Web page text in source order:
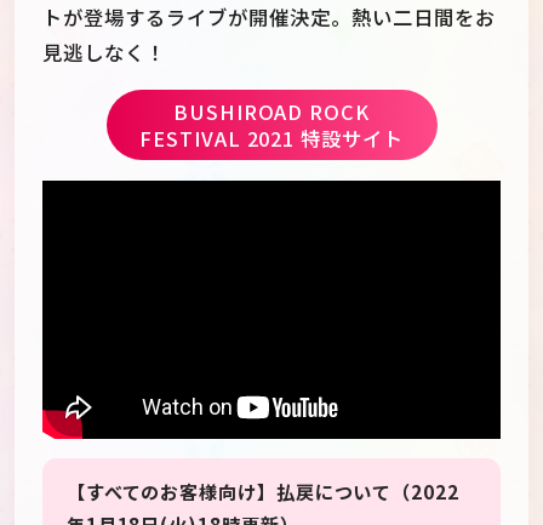
JPEN
トが登場するライブが開催決定。熱い二日間をお
見逃しなく！
BUSHIROAD ROCK
FESTIVAL 2021 特設サイト
【すべてのお客様向け】払戻について（2022